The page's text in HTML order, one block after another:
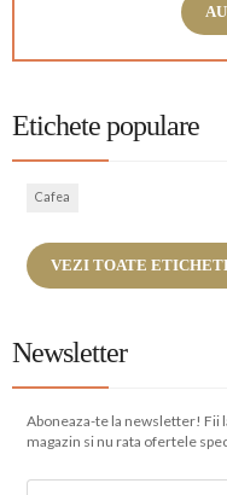
Etichete populare
Cafea
VEZI TOATE
Newsletter
Aboneaza-te la newsletter! Fii
magazin si nu rata ofertele